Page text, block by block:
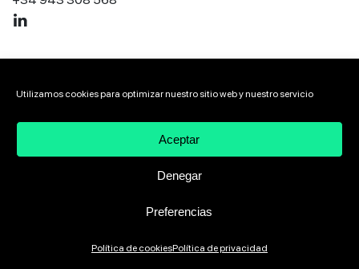
Utilizamos cookies para optimizar nuestro sitio web y nuestro servicio
Aceptar
Denegar
Preferencias
Política de cookiesPolítica de privacidad
2026 VIVEbiotech Aviso Legal
Política de privacidad
Política de cookies
Canal ético de denuncias